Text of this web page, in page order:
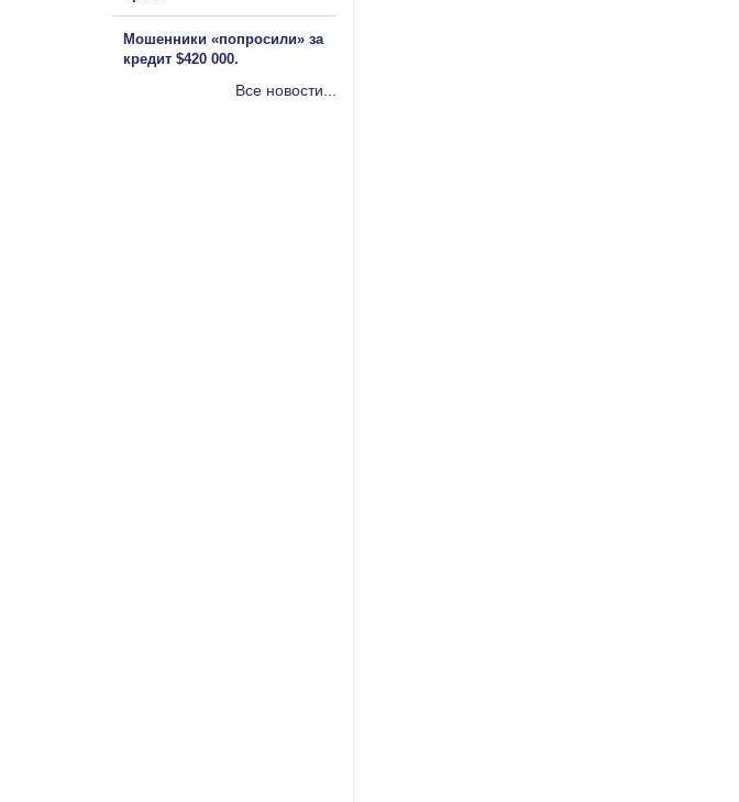
Мошенники «попросили» за
кредит $420 000.
Все новости...